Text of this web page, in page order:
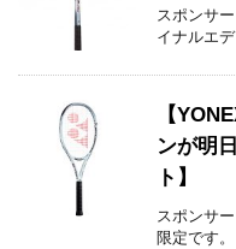
スポンサ
イナルエ
【
ンが明
ト】
スポンサ
限定です